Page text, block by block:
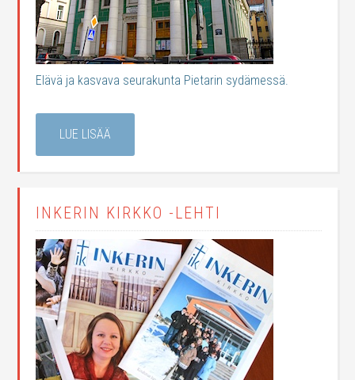
Elävä ja kasvava seurakunta Pietarin sydämessä.
LUE LISÄÄ
INKERIN KIRKKO -LEHTI